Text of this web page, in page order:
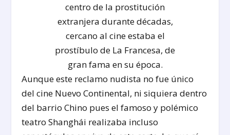
centro de la prostitución
extranjera durante décadas,
cercano al cine estaba el
prostíbulo de La Francesa, de
gran fama en su época.
Aunque este reclamo nudista no fue único
del cine Nuevo Continental, ni siquiera dentro
del barrio Chino pues el famoso y polémico
teatro Shanghái realizaba incluso